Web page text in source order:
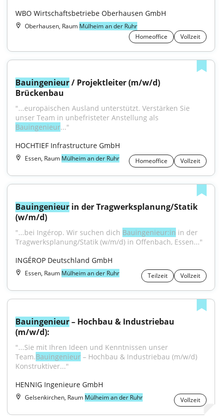
WBO Wirtschaftsbetriebe Oberhausen GmbH
Oberhausen, Raum Mülheim an der Ruhr
Homeoffice
Vollzeit
Bauingenieur / Projektleiter (m/w/d)
Brückenbau
"...europäischen Ausland unterstützt. Verstärken Sie
Bauingenieur..."
HOCHTIEF Infrastructure GmbH
Essen, Raum Mülheim an der Ruhr Homeoffice Vollzeit
Bauingenieur in der Tragwerksplanung/Statik
(w/m/d)
"...bei Ingérop. Wir suchen dich Bauingenieur:in in der
Tragwerksplanung/Statik (w/m/d) in Offenbach, Essen..."
INGÉROP Deutschland GmbH
Essen, Raum Mülheim an der Ruhr Teilzeit Vollzeit
Bauingenieur – Hochbau & Industriebau
(m/w/d):
"...Sie mit Ihren Ideen und Kenntnissen unser
Team.Bauingenieur – Hochbau & Industriebau (m/w/d)
Konstruktiver..."
HENNIG Ingenieure GmbH
Gelsenkirchen, Raum Mülheim an der Ruhr Vollzeit